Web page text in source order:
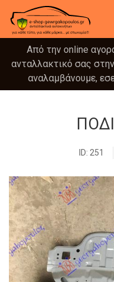
Από την online
ανταλλακτικό σας
αναλαμβάνουμε,
ID: 251